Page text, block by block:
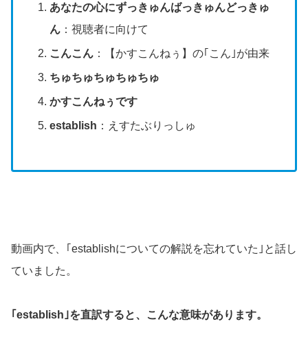
あなたの心にずっきゅんばっきゅんどっきゅ
ん ：視聴者に向けて
こんこん ：【かすこんねぅ】の｢こん｣が由来
ちゅちゅちゅちゅちゅ
かすこんねぅです
establish ：えすたぶりっしゅ
動画内で、｢establishについての解説を忘れていた｣と話し
ていました。
｢establish｣を直訳すると、こんな意味があります。